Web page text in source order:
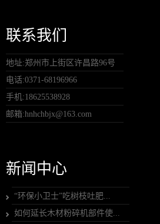
联系我们
地址:郑州市上街区许昌路96号
电话:0371-68196966
手机:18625538928
邮箱:hnhchbjx@163.com
新闻中心
“环保小卫士”吃树枝吐肥...
如何延长木材粉碎机部件使...